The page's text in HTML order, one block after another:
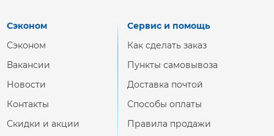
Сэконом
Сэконом
Вакансии
Новости
Контакты
Скидки и акции
Сервис и помощь
Как сделать заказ
Пункты самовывоза
Доставка почтой
Способы оплаты
Правила продажи